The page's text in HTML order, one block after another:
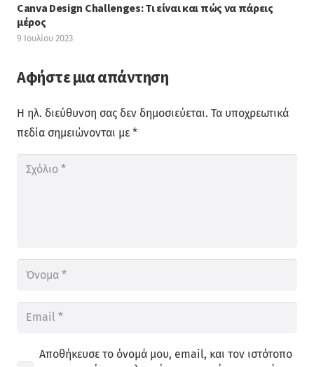
Canva Design Challenges: Τι είναι και πώς να πάρεις
μέρος
9 Ιουλίου 2023
Αφήστε μια απάντηση
Η ηλ. διεύθυνση σας δεν δημοσιεύεται. Τα υποχρεωτικά
πεδία σημειώνονται με *
Αποθήκευσε το όνομά μου, email, και τον ιστότοπο